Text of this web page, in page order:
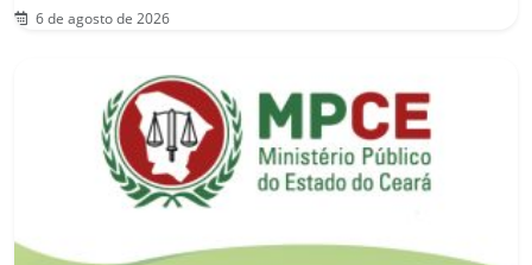
6 de agosto de 2026